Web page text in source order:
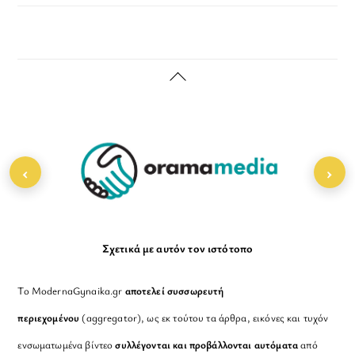
Back
Σχετικά με αυτόν τον ιστότοπο
Το ModernaGynaika.gr αποτελεί συσσωρευτή
περιεχομένου (aggregator), ως εκ τούτου τα άρθρα, εικόνες και τυχόν
ενσωματωμένα βίντεοσυλλέγονται και προβάλλονται αυτόματααπό
‹ ›